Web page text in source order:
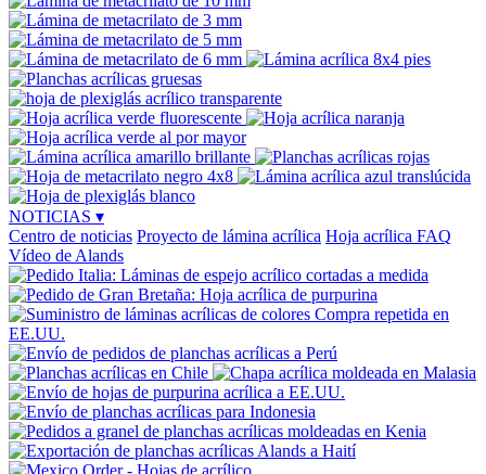
NOTICIAS ▾
Centro de noticias Proyecto de lámina acrílica Hoja acrílica FAQ
Vídeo de Alands